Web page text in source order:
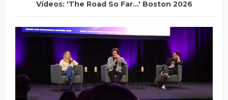
Vídeos: 'The Road So Far...' Boston 2026